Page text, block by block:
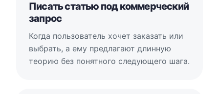
Писать статью под коммерческий
запрос
Когда пользователь хочет заказать или
выбрать, а ему предлагают длинную
теорию без понятного следующего шага.